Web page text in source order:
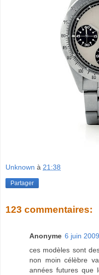
Unknown à 21:38
Partager
123 commentaires:
Anonyme 6 juin
ces modèles sont
non moin célèbre
années futures que